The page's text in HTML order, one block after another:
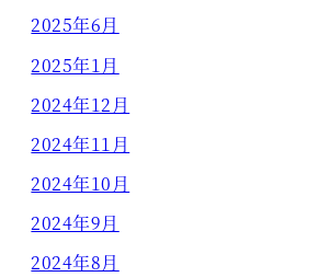
2025年6月
2025年1月
2024年12月
2024年11月
2024年10月
2024年9月
2024年8月